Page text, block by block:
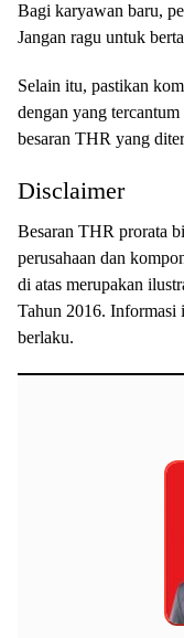
Bagi karyawan baru,
Jangan ragu untuk
Selain itu, pastikan
dengan yang
besaran THR yang
Disclaimer
Besaran THR prorata
perusahaan dan
di atas merupakan
Tahun 2016. Informasi
berlaku.